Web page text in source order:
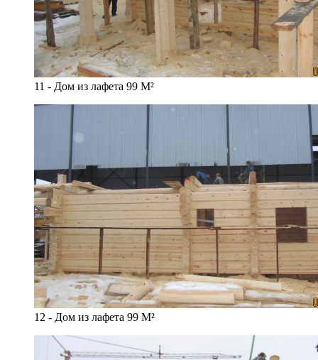
11 - Дом из лафета 99 М²
12 - Дом из лафета 99 М²